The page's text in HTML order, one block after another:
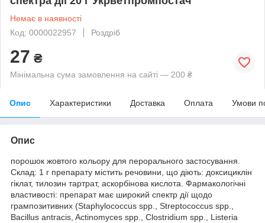
Немає в наявності
Код: 0000022957
Роздріб
27 ₴
Мінімальна сума замовлення на сайті — 200 ₴
Опис Характеристики Доставка Оплата Умови
Опис
порошок жовтого кольору для перорального застосування.
Склад: 1 г препарату містить речовини, що діють: доксициклін
гіклат, тилозин тартрат, аскорбінова кислота. Фармакологічні
властивості: препарат має широкий спектр дії щодо
грампозитивних (Staphylococcus spp., Streptococcus spp.,
Bacillus antracis, Actinomyces spp., Clostridium spp., Listeria